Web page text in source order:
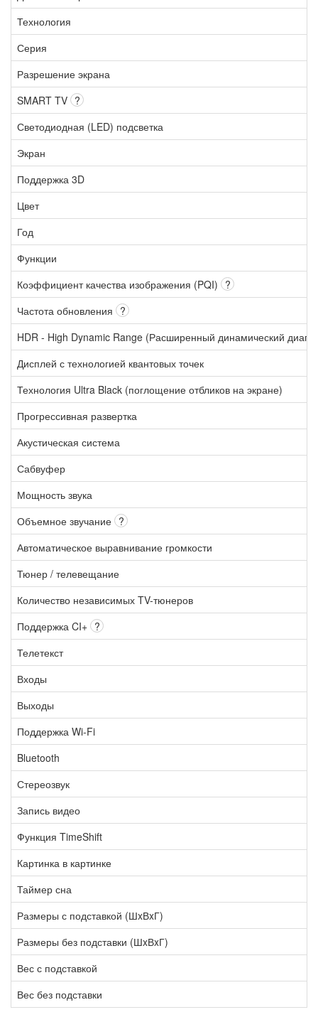
Технология
Серия
Разрешение экрана
SMART TV ?
Светодиодная (LED) подсветка
Экран
Поддержка 3D
Цвет
Год
Функции
Коэффициент качества изображения (PQI) ?
Частота обновления ?
HDR - High Dynamic Range (Расширенный динамический
Дисплей с технологией квантовых точек
Технология Ultra Black (поглощение отбликов на экране)
Прогрессивная развертка
Акустическая система
Сабвуфер
Мощность звука
Объемное звучание ?
Автоматическое выравнивание громкости
Тюнер / телевещание
Количество независимых TV-тюнеров
Поддержка CI+ ?
Телетекст
Входы
Выходы
Поддержка Wi-Fi
Bluetooth
Стереозвук
Запись видео
Функция TimeShift
Картинка в картинке
Таймер сна
Размеры с подставкой (ШxВxГ)
Размеры без подставки (ШxВxГ)
Вес с подставкой
Вес без подставки